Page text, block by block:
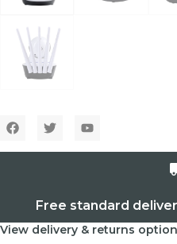
Free standard
View delivery & returns